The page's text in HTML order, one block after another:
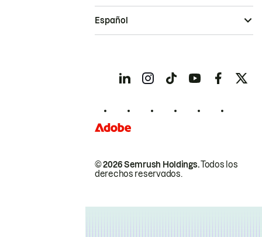
© 2026 Semrush Holdings.Todos los
derechos reservados.
Español